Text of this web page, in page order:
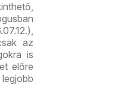
az
is
előre